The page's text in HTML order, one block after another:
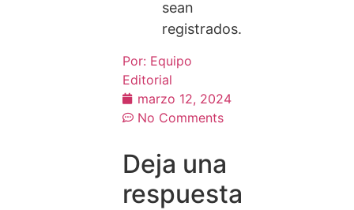
sean
registrados.
Por: Equipo
Editorial
marzo 12, 2024
No Comments
Deja una
respuesta